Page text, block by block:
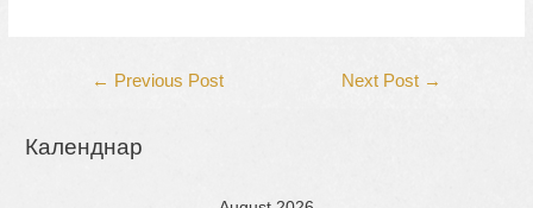
Post
← Previous Post Next Post →
Календнар